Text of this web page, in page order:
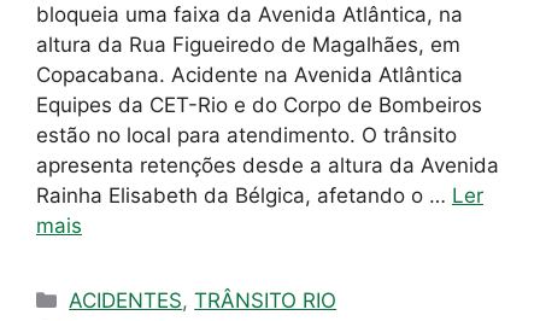
bloqueia uma faixa da Avenida Atlântica, na
altura da Rua Figueiredo de Magalhães, em
Copacabana. Acidente na Avenida Atlântica
Equipes da CET-Rio e do Corpo de Bombeiros
estão no local para atendimento. O trânsito
apresenta retenções desde a altura da Avenida
Rainha Elisabeth da Bélgica, afetando o … Ler
mais
Categorias
ACIDENTES,TRÂNSITO RIO